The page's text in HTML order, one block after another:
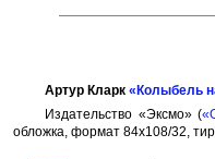
Артур Кларк «Колыбель
Издательство «Эксмо» (
обложка, формат 84x108/32,